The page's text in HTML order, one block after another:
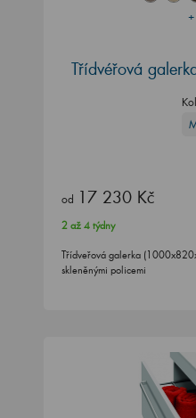
Třídvéřová
od 17 230 Kč
2 až 4 týdny
Třídveřová galerka
skleněnými policemi